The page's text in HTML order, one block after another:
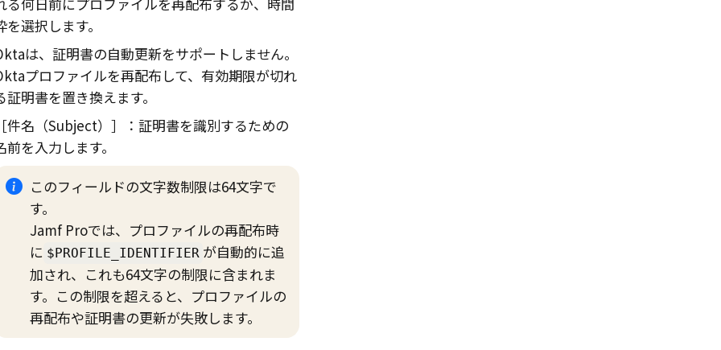
を選択します。
は、証明書の自動更新をサポートしません。
プロファイルを再配布して、有効期限が切れ
証明書を置き換えます。
件名（Subject）
：証明書を識別するための
前を入力します。
このフィールドの文字数制限は64文字で
す。
Jamf Proでは、プロファイルの再配布時
に $PROFILE_IDENTIFIER が自動的に追
加され、これも64文字の制限に含まれま
す。この制限を超えると、プロファイルの
再配布や証明書の更新が失敗します。